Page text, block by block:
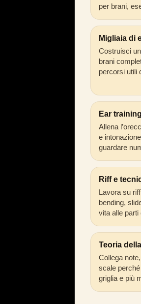
per brani,
Migliaia di
Costruisci
brani
percorsi utili
Ear training
Allena
e
guardare
Riff e
Lavora su
bending,
vita alle parti
Teoria
Collega
scale
griglia e più